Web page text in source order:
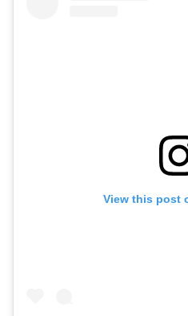
View this post